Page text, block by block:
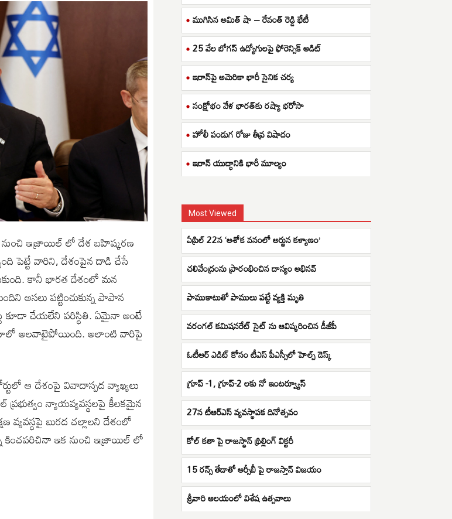
ఇజ్రాయిల్ లో దేశ బహిష్కరణ
పెట్టే వారిని, దేశంపైన దాడి చేసే
కానీ భారత దేశంలో మన
అసలు పట్టించుకున్న పాపాన
కూడా చేయలేని పరిస్థితి. ఏమైనా అంటే
అలవాటైపోయింది. అలాంటి వారిపై
ఆ దేశంపై వివాదాస్పద వ్యాఖ్యలు
న్యాయవ్యవస్థలపై కీలకమైన
వ్యవస్థపై బురద చల్లాలని దేశంలో
కించపరిచినా ఇక నుంచి ఇజ్రాయిల్ లో
ముగిసిన అమిత్ షా – రేవంత్ రెడ్డి భేటీ
25 వేల బోగస్ ఉద్యోగులపై ఫోరెన్సిక్ ఆడిట్
ఇరాన్‌పై అమెరికా భారీ సైనిక చర్య
సంక్షోభం వేళ భారత్‌కు రష్యా భరోసా
హోలీ పండుగ రోజు తీవ్ర విషాదం
ఇరాన్ యుద్ధానికి భారీ మూల్యం
Most Viewed
ఏప్రిల్ 22న ‘అశోక వనంలో అర్జున కళ్యాణం’
చలివేంద్రంను ప్రారంభించిన దాస్యం అభినవ్
పాముకాటుతో పాములు పట్టే వ్యక్తి మృతి
వరంగల్ కమిషనరేట్ సైట్ ను ఆవిష్కరించిన డీజీపీ
ఓటీఆర్ ఎడిట్ కోసం టీఎస్ పీఎస్సీలో హెల్ప్ డెస్క్
గ్రూప్ -1, గ్రూప్-2 లకు నో ఇంటర్వ్యూస్
27న టీఆర్ఎస్ వ్యవస్థాపక దినోత్సవం
కోల్ కతా పై రాజస్థాన్ థ్రిల్లింగ్ విక్టరీ
15 రన్స్ తేడాతో ఆర్సీబీ పై రాజస్తాన్ విజయం
శ్రీవారి ఆలయంలో విశేష ఉత్సవాలు